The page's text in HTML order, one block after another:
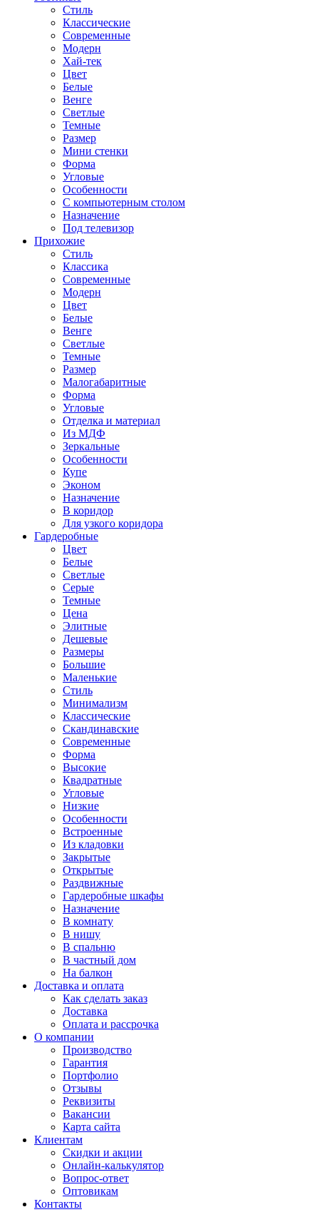
Стиль
Классические
Современные
Модерн
Хай-тек
Цвет
Белые
Венге
Светлые
Темные
Размер
Мини стенки
Форма
Угловые
Особенности
С компьютерным столом
Назначение
Под телевизор
Прихожие
Стиль
Классика
Современные
Модерн
Цвет
Белые
Венге
Светлые
Темные
Размер
Малогабаритные
Форма
Угловые
Отделка и материал
Из МДФ
Зеркальные
Особенности
Купе
Эконом
Назначение
В коридор
Для узкого коридора
Гардеробные
Цвет
Белые
Светлые
Серые
Темные
Цена
Элитные
Дешевые
Размеры
Большие
Маленькие
Стиль
Минимализм
Классические
Скандинавские
Современные
Форма
Высокие
Квадратные
Угловые
Низкие
Особенности
Встроенные
Из кладовки
Закрытые
Открытые
Раздвижные
Гардеробные шкафы
Назначение
В комнату
В нишу
В спальню
В частный дом
На балкон
Доставка и оплата
Как сделать заказ
Доставка
Оплата и рассрочка
О компании
Производство
Гарантия
Портфолио
Отзывы
Реквизиты
Вакансии
Карта сайта
Клиентам
Скидки и акции
Онлайн-калькулятор
Вопрос-ответ
Оптовикам
Контакты